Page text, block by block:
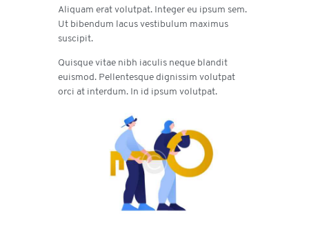
Aliquam erat volutpat. Integer eu ipsum sem.
Ut bibendum lacus vestibulum maximus
suscipit.
Quisque vitae nibh iaculis neque blandit
euismod. Pellentesque dignissim volutpat
orci at interdum. In id ipsum volutpat.